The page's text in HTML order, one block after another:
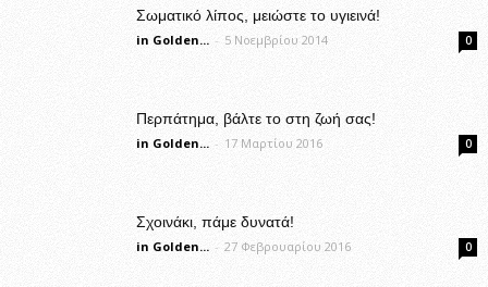
Σωματικό λίπος, μειώστε το υγιεινά!
in Golden... - 5 Νοεμβρίου 2014 0
Περπάτημα, βάλτε το στη ζωή σας!
in Golden... - 17 Μαρτίου 2016 0
Σχοινάκι, πάμε δυνατά!
in Golden... - 27 Φεβρουαρίου 2016 0